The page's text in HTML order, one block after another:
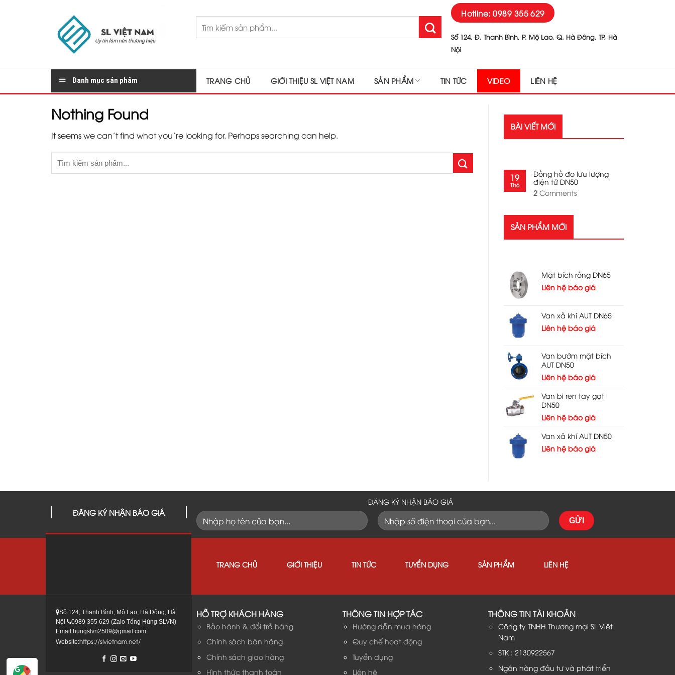
Tìm
kiếm:
Hotline: 0989 355 629
Số 124, Đ. Thanh Bình, P. Mộ Lao, Q. Hà Đông, TP, Hà
Nội
Danh mục sản phẩm TRANG CHỦ GIỚI THIỆU SL VIỆT NAM SẢN PHẨM TIN TỨC VIDEO LIÊN HỆ
Nothing Found
It seems we can’t find what you’re looking for. Perhaps searching can help.
BÀI VIẾT MỚI
19
Th6
Đồng hồ đo lưu lượng
điện tử DN50
2 Comments
SẢN PHẨM MỚI
Mặt bích rỗng DN65
Liên hệ báo giá
Van xả khí AUT DN65
Liên hệ báo giá
Van bướm mặt bích
AUT DN50
Liên hệ báo giá
Van bi ren tay gạt
DN50
Liên hệ báo giá
Van xả khí AUT DN50
Liên hệ báo giá
ĐĂNG KÝ NHẬN BÁO GIÁ
ĐĂNG KÝ NHẬN BÁO GIÁ
TRANG CHỦ GIỚI THIỆU TIN TỨC TUYỂN DỤNG SẢN PHẨM LIÊN HỆ
Số 124, Thanh Bình, Mộ Lao, Hà Đông, Hà
Nội
0989 355 629 (Zalo Tống Hùng SLVN)
Email:hungslvn2509@gmail.com
Website:https://slvietnam.net/
HỖ TRỢ KHÁCH HÀNG
Bảo hành & đổi trả hàng
Chính sách bán hàng
Chính sách giao hàng
Hình thức thanh toán
THÔNG TIN HỢP TÁC
Hướng dẫn mua hàng
Quy chế hoạt động
Tuyển dụng
Liên hệ
THÔNG TIN TÀI KHOẢN
Công ty TNHH Thương mại SL Việt
Nam
STK : 2130922567
Ngân hàng đầu tư và phát triển